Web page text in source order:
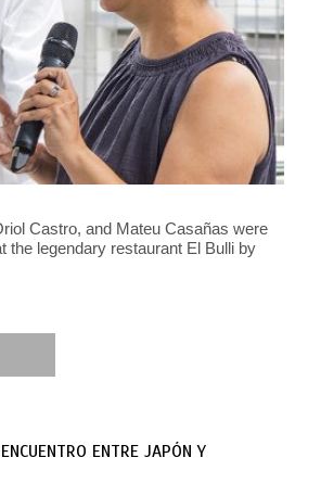
Castro, and Mateu Casañas were
the legendary restaurant El Bulli by
ENTRE JAPÓN Y